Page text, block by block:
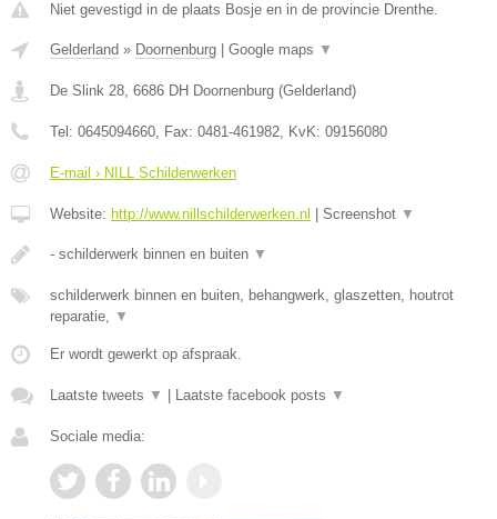
Niet gevestigd in de plaats Bosje en in de provincie Drenthe.
Gelderland » Doornenburg Google maps ▼
De Slink 28, 6686 DH Doornenburg (Gelderland)
Tel: 0645094660, Fax: 0481-461982, KvK: 09156080
E-mail › NILL Schilderwerken
Website: http://www.nillschilderwerken.nl Screenshot ▼
- schilderwerk binnen en buiten ▼
schilderwerk binnen en buiten, behangwerk, glaszetten, houtrot
reparatie, ▼
Er wordt gewerkt op afspraak.
Laatste tweets ▼ Laatste facebook posts ▼
Sociale media: